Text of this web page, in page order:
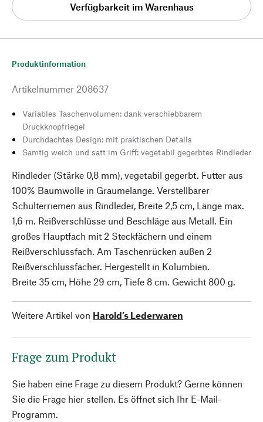
Verfügbarkeit im Warenhaus
Produktinformation
Artikelnummer 208637
Variables Taschenvolumen: dank verschiebbarem
Druckknopfriegel
Durchdachtes Design: mit praktischen Details
Samtig weich und satt im Griff: vegetabil gegerbtes Rindleder
Rindleder (Stärke 0,8 mm), vegetabil gegerbt. Futter aus
100% Baumwolle in Graumelange. Verstellbarer
Schulterriemen aus Rindleder, Breite 2,5 cm, Länge max.
1,6 m. Reißverschlüsse und Beschläge aus Metall. Ein
großes Hauptfach mit 2 Steckfächern und einem
Reißverschlussfach. Am Taschenrücken außen 2
Reißverschlussfächer. Hergestellt in Kolumbien.
Breite 35 cm, Höhe 29 cm, Tiefe 8 cm. Gewicht 800 g.
Weitere Artikel von Harold’s Lederwaren
Frage zum Produkt
Sie haben eine Frage zu diesem Produkt? Gerne können
Sie die Frage hier stellen. Es öffnet sich Ihr E-Mail-
Programm.